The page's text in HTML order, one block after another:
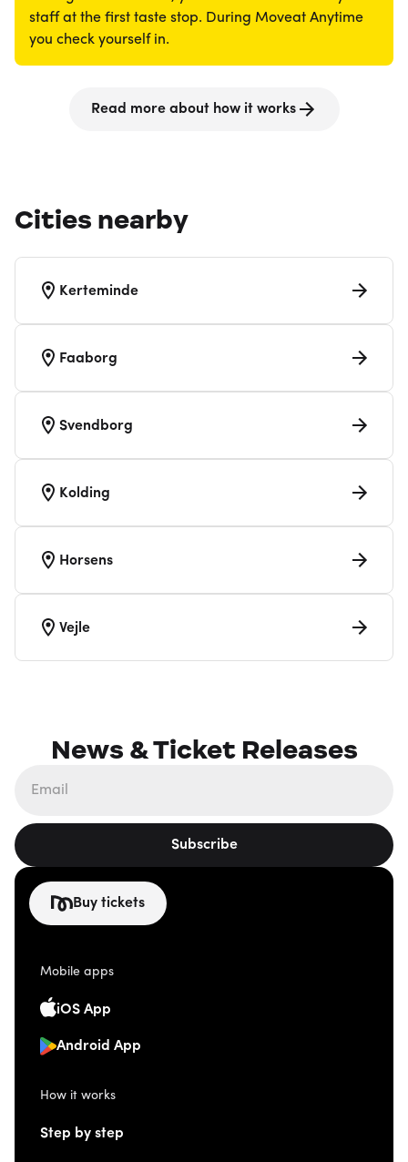
staff at the first taste stop. During Moveat Anytime
you check yourself in.
Read more about how it works
Cities nearby
Kerteminde
Faaborg
Svendborg
Kolding
Horsens
Vejle
News & Ticket Releases
Subscribe
Buy tickets
Mobile apps
iOS App
Android App
How it works
Step by step